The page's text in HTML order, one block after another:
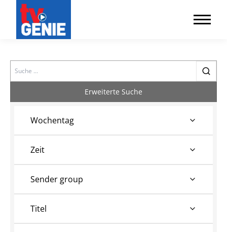
Search
Erweiterte Suche
Wochentag
Zeit
Sender group
Titel